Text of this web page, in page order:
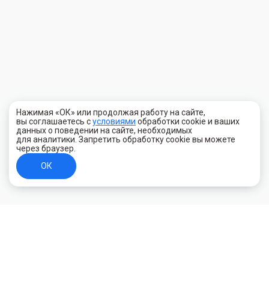
Нажимая «ОК» или продолжая работу на сайте,
вы соглашаетесь сусловиями обработки cookie и ваших
данных о поведении на сайте, необходимых
для аналитики. Запретить обработку cookie вы можете
через браузер.
ОК